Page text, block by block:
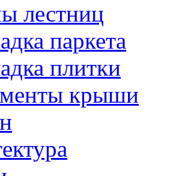
лестниц
паркета
плитки
крыши